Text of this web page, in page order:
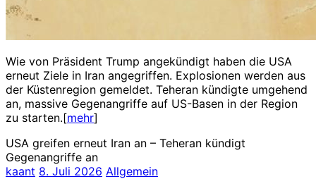
Wie von Präsident Trump angekündigt haben die USA
erneut Ziele in Iran angegriffen. Explosionen werden aus
der Küstenregion gemeldet. Teheran kündigte umgehend
an, massive Gegenangriffe auf US-Basen in der Region
zu starten.[mehr]
USA greifen erneut Iran an – Teheran kündigt
Gegenangriffe an
kaant 8. Juli 2026 Allgemein